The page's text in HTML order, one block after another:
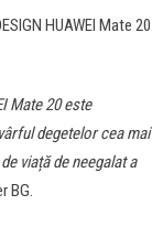
HUAWEI Mate 20
Mate 20 este
degetelor cea mai
viață de neegalat a
BG.